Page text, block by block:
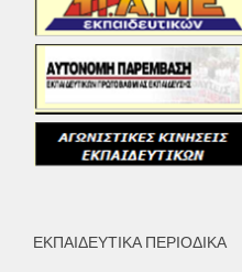
ΕΚΠΑΙΔΕΥΤΙΚΆ ΠΕΡΙΟΔΙΚΆ